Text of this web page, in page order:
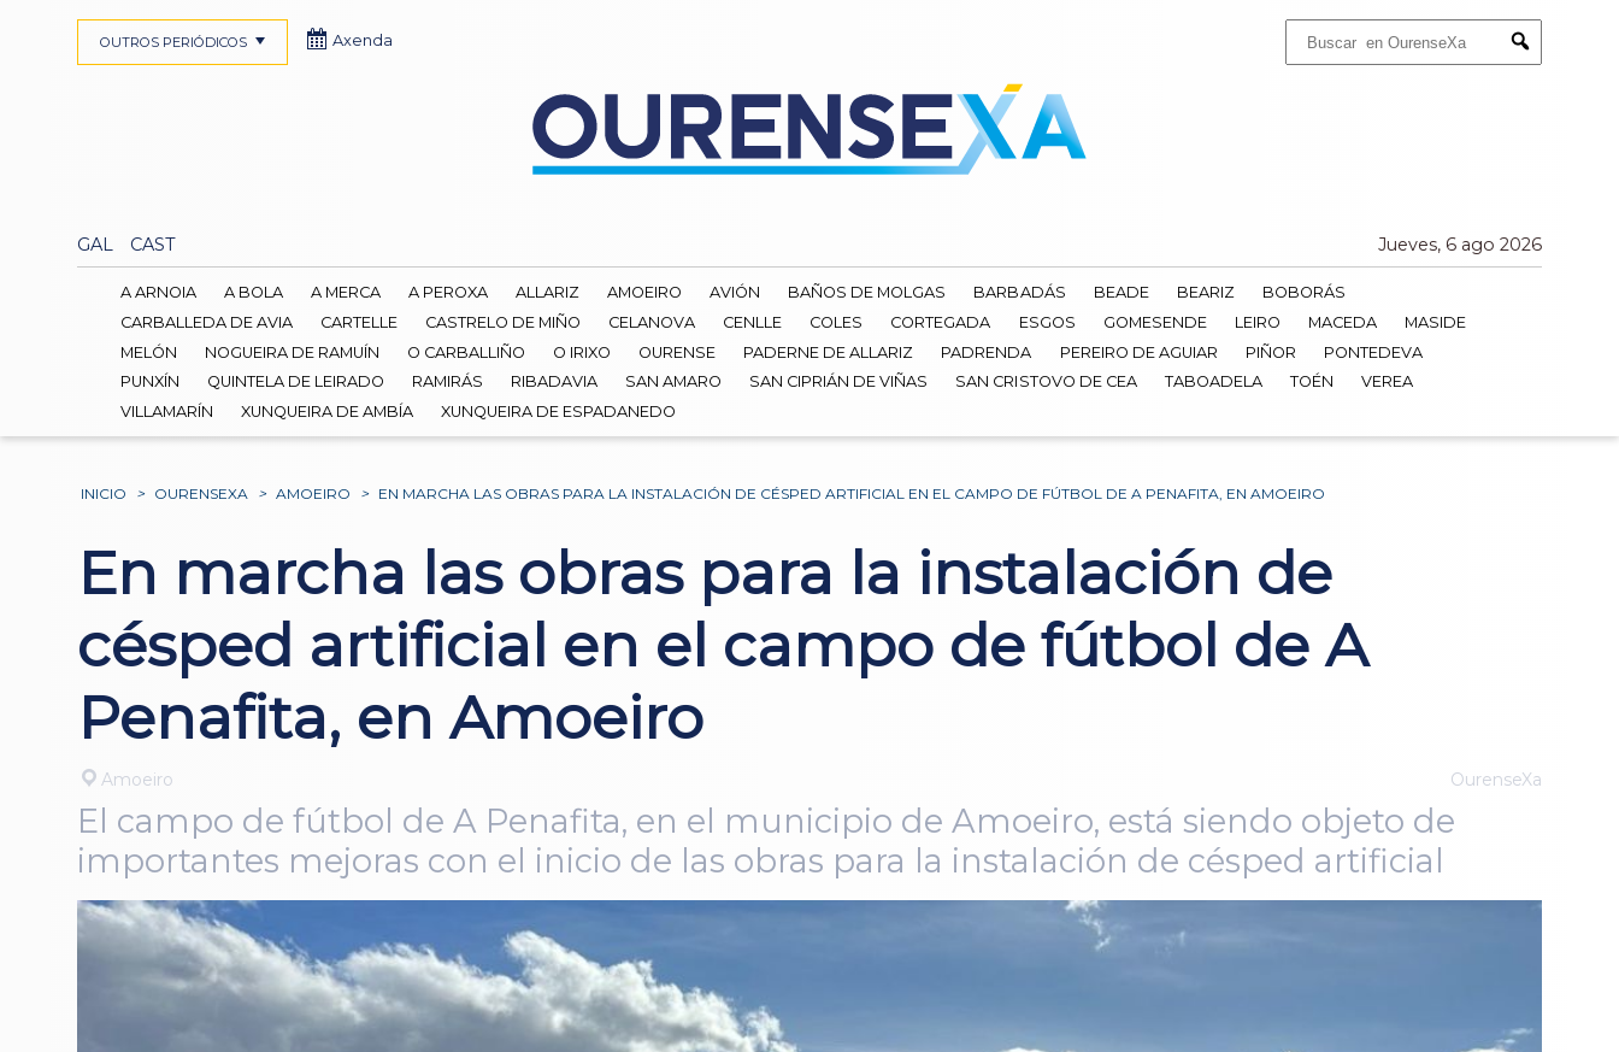
Submit
GAL CAST Jueves, 6 ago 2026
OUTROS PERIÓDICOS Axenda
A ARNOIA A BOLA A MERCA A PEROXA ALLARIZ AMOEIRO AVIÓN BAÑOS DE MOLGAS BARBADÁS BEADE BEARIZ
BOBORÁS
CARBALLEDA DE AVIA
CARTELLE CASTRELO DE MIÑO CELANOVA CENLLE COLES CORTEGADA ESGOS GOMESENDE LEIRO MACEDA
MASIDE
MELÓN
NOGUEIRA DE RAMUÍN O CARBALLIÑO O IRIXO OURENSE PADERNE DE ALLARIZ PADRENDA PEREIRO DE AGUIAR PIÑOR
PONTEDEVA
PUNXÍN
QUINTELA DE LEIRADO RAMIRÁS RIBADAVIA SAN AMARO SAN CIPRIÁN DE VIÑAS SAN CRISTOVO DE CEA TABOADELA TOÉN
VEREA
VILLAMARÍN
XUNQUEIRA DE AMBÍA XUNQUEIRA DE ESPADANEDO
INICIO > OURENSEXA > AMOEIRO > EN MARCHA LAS OBRAS PARA LA INSTALACIÓN DE CÉSPED ARTIFICIAL EN EL CAMPO DE FÚTBOL DE A PENAFITA, EN AMOEIRO
En marcha las obras para la instalación de
césped artificial en el campo de fútbol de A
Penafita, en Amoeiro
Amoeiro OurenseXa
El campo de fútbol de A Penafita, en el municipio de Amoeiro, está siendo objeto de
importantes mejoras con el inicio de las obras para la instalación de césped artificial